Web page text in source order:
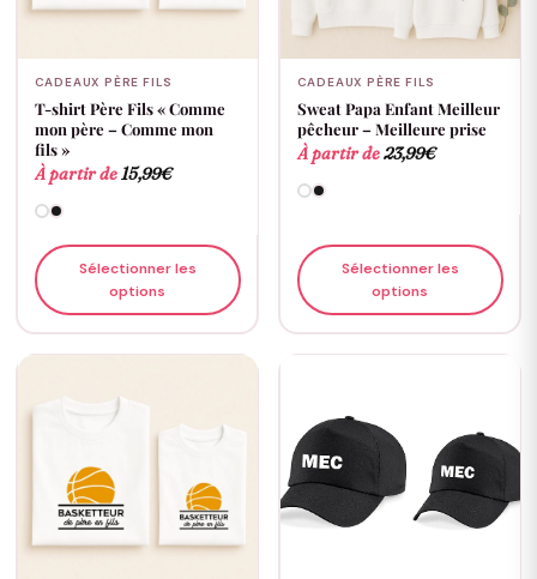
CADEAUX PÈRE FILS
T-shirt Père Fils « Comme
mon père – Comme mon
fils »
À partir de15,99€
Sélectionner les
options
CADEAUX PÈRE FILS
Sweat Papa Enfant Meilleur
pêcheur – Meilleure prise
À partir de23,99€
Sélectionner les
options